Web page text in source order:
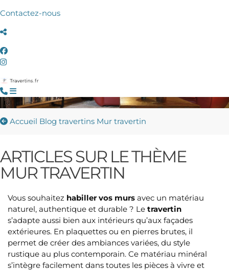
Contactez-nous
Accueil Blog travertins Mur travertin
ARTICLES SUR LE THÈME
MUR TRAVERTIN
Vous souhaitez habiller vos murs avec un matériau
naturel, authentique et durable ? Le travertin
s’adapte aussi bien aux intérieurs qu’aux façades
extérieures. En plaquettes ou en pierres brutes, il
permet de créer des ambiances variées, du style
rustique au plus contemporain. Ce matériau minéral
s’intègre facilement dans toutes les pièces à vivre et